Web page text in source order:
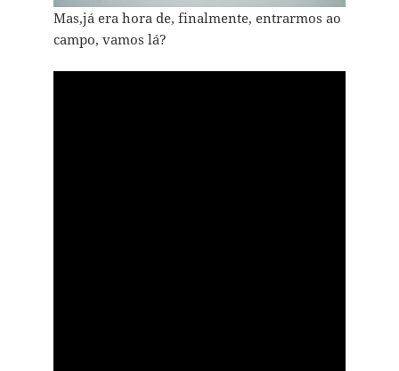
Mas,já era hora de, finalmente, entrarmos ao
campo, vamos lá?